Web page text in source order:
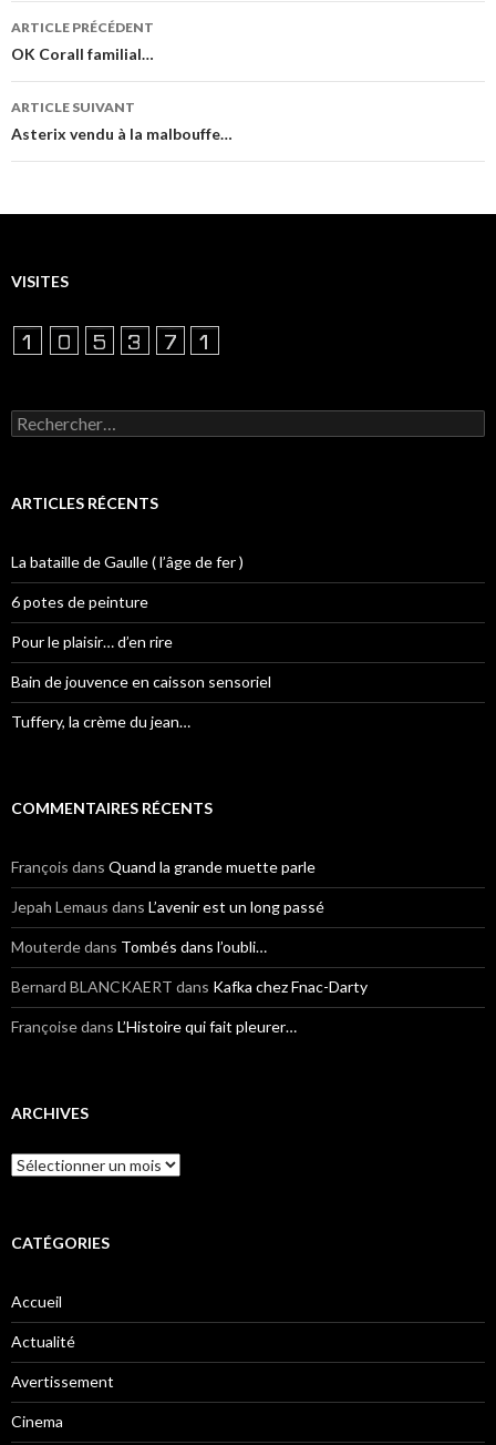
Navigation
des
articles
ARTICLE PRÉCÉDENT
OK Corall familial…
ARTICLE SUIVANT
Asterix vendu à la malbouffe…
VISITES
Rechercher :
ARTICLES RÉCENTS
La bataille de Gaulle ( l’âge de fer )
6 potes de peinture
Pour le plaisir… d’en rire
Bain de jouvence en caisson sensoriel
Tuffery, la crème du jean…
COMMENTAIRES RÉCENTS
François dans Quand la grande muette parle
Jepah Lemaus dans L’avenir est un long passé
Mouterdedans Tombés dans l’oubli…
Bernard BLANCKAERT dans Kafka chez Fnac-Darty
Françoisedans L’Histoire qui fait pleurer…
ARCHIVES
Archives
CATÉGORIES
Accueil
Actualité
Avertissement
Cinema